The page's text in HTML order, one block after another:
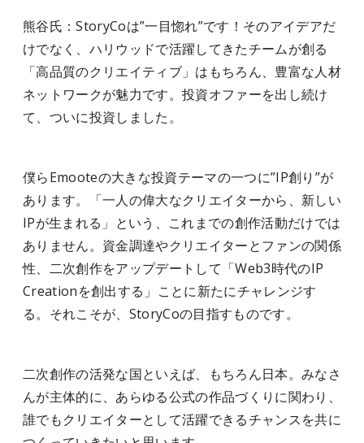
熊谷氏：StoryCoは”一目惚れ”です！そのアイデアだ
けでなく、ハリウッドで活躍してきたチームが創る
「高品質のクリエイティブ」はもちろん、豊富な人材
ネットワークが魅力です。投資オファーを出し続け
て、ついに投資しました。
僕らEmooteの大きな投資テーマの一つに”IP創り”が
あります。「一人の偉大なクリエイターから、新しい
IPが生まれる」という、これまでの創作活動だけでは
ありません。資金調達やクリエイターとファンの関係
性、二次創作をアップデートして「Web3時代のIP
Creationを創出する」ことに新たにチャレンジす
る。それこそが、StoryCoの目指すものです。
二次創作の活発な国といえば、もちろん日本。みなさ
んが主体的に、あらゆる公式の作品づくりに関わり、
誰でもクリエイターとして活躍できるチャンスを共に